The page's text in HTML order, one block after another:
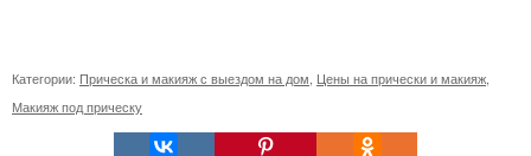
Категории: Прическа и макияж с выездом на дом Цены на прически и макияж
Макияж под прическу